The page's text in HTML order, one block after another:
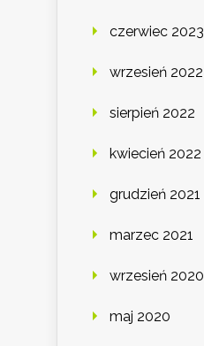
czerwiec 2023
wrzesień 2022
sierpień 2022
kwiecień 2022
grudzień 2021
marzec 2021
wrzesień 2020
maj 2020